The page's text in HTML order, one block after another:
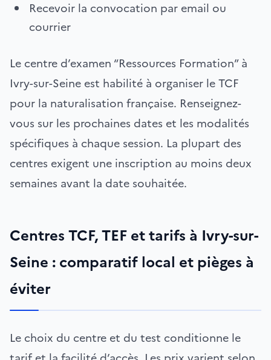
Recevoir la convocation par email ou
courrier
Le centre d’examen “Ressources Formation” à
Ivry-sur-Seine est habilité à organiser le TCF
pour la naturalisation française. Renseignez-
vous sur les prochaines dates et les modalités
spécifiques à chaque session. La plupart des
centres exigent une inscription au moins deux
semaines avant la date souhaitée.
Centres TCF, TEF et tarifs à Ivry-sur-
Seine : comparatif local et pièges à
éviter
Le choix du centre et du test conditionne le